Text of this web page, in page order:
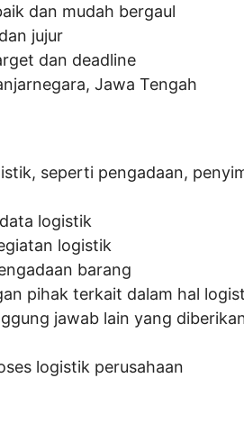
dan mudah bergaul
jujur
dan deadline
Jawa Tengah
seperti pengadaan,
logistik
logistik
barang
pihak terkait dalam hal
jawab lain yang
logistik perusahaan